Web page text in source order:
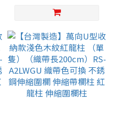
紅龍柱 伸縮圍欄柱RS-